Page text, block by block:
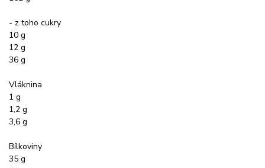
- z toho cukry
10 g
12 g
36 g
Vláknina
1 g
1,2 g
3,6 g
Bílkoviny
35 g